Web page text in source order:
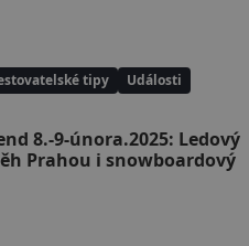
tipy
Události
8.-9-února.2025: Ledový
Prahou i snowboardový